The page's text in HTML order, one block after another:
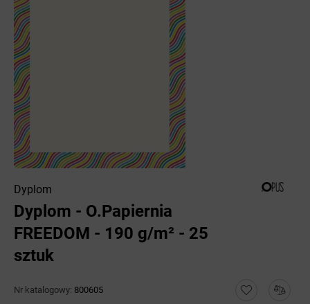
Dyplom
Dyplom - O.Papiernia
FREEDOM - 190 g/m² - 25
sztuk
Nr katalogowy: 800605